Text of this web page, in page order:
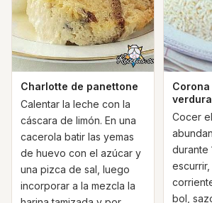
Charlotte de panettone
Calentar la leche con la
cáscara de limón. En una
cacerola batir las yemas
de huevo con el azúcar y
una pizca de sal, luego
incorporar a la mezcla la
Cocer
durante
bol,